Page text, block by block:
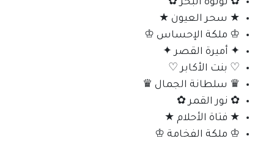
✿ لؤلؤة البحر ✿
★ سحر العيون ★
♔ ملكة الإحساس ♔
✦ أميرة القصر ✦
♡ بنت الأكابر ♡
♛ سلطانة الجمال ♛
✿ نور القمر ✿
★ فتاة الأحلام ★
♔ ملكة الفخامة ♔